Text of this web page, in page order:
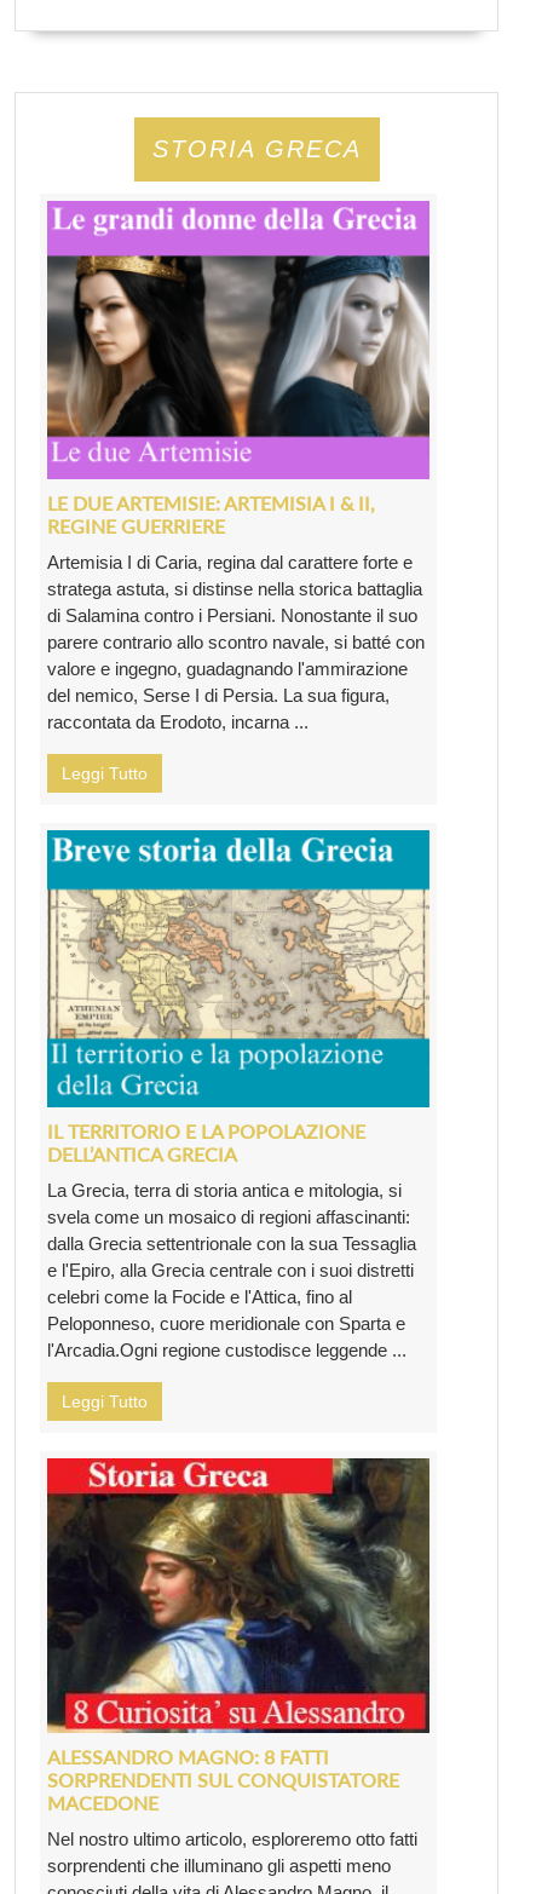
STORIA GRECA
LE DUE ARTEMISIE: ARTEMISIA I & II,
REGINE GUERRIERE
Artemisia I di Caria, regina dal carattere forte e
stratega astuta, si distinse nella storica battaglia
di Salamina contro i Persiani. Nonostante il suo
parere contrario allo scontro navale, si batté con
valore e ingegno, guadagnando l'ammirazione
del nemico, Serse I di Persia. La sua figura,
raccontata da Erodoto, incarna ...
Leggi Tutto
IL TERRITORIO E LA POPOLAZIONE
DELL’ANTICA GRECIA
La Grecia, terra di storia antica e mitologia, si
svela come un mosaico di regioni affascinanti:
dalla Grecia settentrionale con la sua Tessaglia
e l'Epiro, alla Grecia centrale con i suoi distretti
celebri come la Focide e l'Attica, fino al
Peloponneso, cuore meridionale con Sparta e
l'Arcadia.Ogni regione custodisce leggende ...
Leggi Tutto
ALESSANDRO MAGNO: 8 FATTI
SORPRENDENTI SUL CONQUISTATORE
MACEDONE
Nel nostro ultimo articolo, esploreremo otto fatti
sorprendenti che illuminano gli aspetti meno